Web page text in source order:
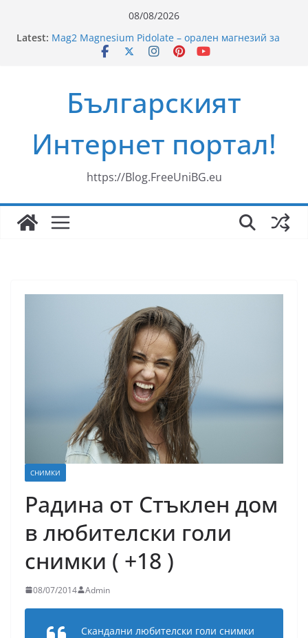
08/08/2026
Latest: Mag2 Magnesium Pidolate – орален магнезий за
здравето на мускулите, сърцето и нервната
Ново риалити превзема българския ефир
„Свекървата“
Здравословни Рецепти за Смути
Българският
Интернет портал!
https://Blog.FreeUniBG.eu
СНИМКИ
Радина от Стъклен дом
в любителски голи
снимки ( +18 )
08/07/2014 Admin
Скандални любителски голи снимки